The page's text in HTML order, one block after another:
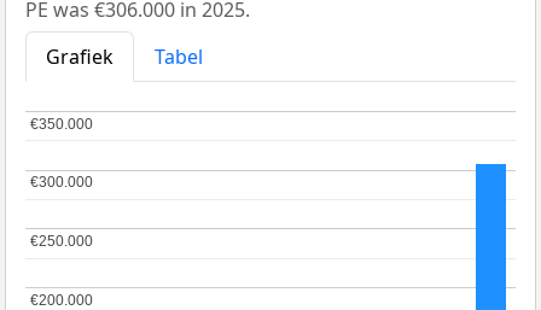
PE was €306.000 in 2025.
Grafiek
Tabel
€200.000
€200.000
€250.000
€250.000
€300.000
€300.000
€350.000
€350.000